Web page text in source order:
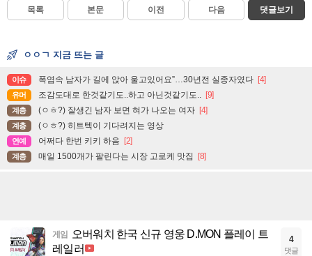
목록 본문 이전 다음 댓글보기
ㅇㅇㄱ 지금 뜨는 글
이슈 폭염속 남자가 길에 앉아 울고있어요”…30년전 실종자였다 [4]
유머 조감도대로 한것같기도..하고 아닌것같기도.. [9]
계층 (ㅇㅎ?) 잘생긴 남자 보면 혀가 나오는 여자 [4]
계층 (ㅇㅎ?) 히트텍이 기다려지는 영상
연예 어쩌다 한번 키키 하음 [2]
계층 매일 1500개가 팔린다는 시장 고로케 맛집 [8]
게임
오버워치 한국 신규 영웅 D.MON 플레이 트
레일러
4
댓글